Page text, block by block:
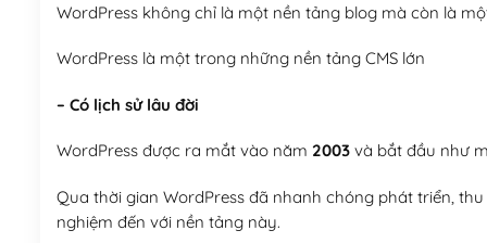
WordPress không chỉ là một nền tảng blog mà còn là
WordPress là một trong những nền tảng CMS lớn
– Có lịch sử lâu đời
WordPress được ra mắt vào năm 2003và bắt đầu như
Qua thời gian WordPress đã nhanh chóng phát triển,
nghiệm đến với nền tảng này.